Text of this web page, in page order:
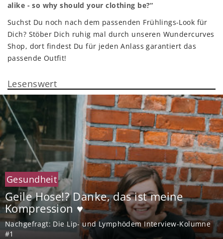
alike - so why should your clothing be?“
Suchst Du noch nach dem passenden Frühlings-Look für
Dich? Stöber Dich ruhig mal durch unseren Wundercurves
Shop, dort findest Du für jeden Anlass garantiert das
passende Outfit!
Lesenswert
Gesundheit
Geile Hose!? Danke, das ist meine
Kompression ♥
Nachgefragt: Die Lip- und Lymphödem Interview-Kolumne
#1